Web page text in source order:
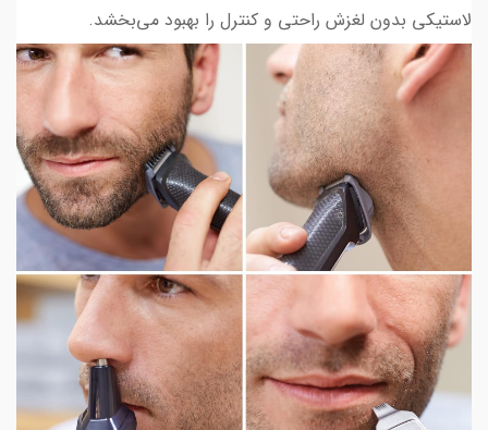
لاستیکی بدون لغزش راحتی و کنترل را بهبود می‌بخشد.